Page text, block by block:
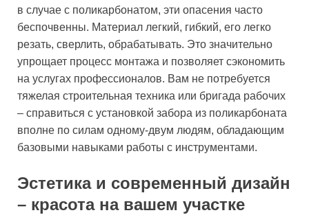
в случае с поликарбонатом, эти опасения часто
беспочвенны. Материал легкий, гибкий, его легко
резать, сверлить, обрабатывать. Это значительно
упрощает процесс монтажа и позволяет сэкономить
на услугах профессионалов. Вам не потребуется
тяжелая строительная техника или бригада рабочих
– справиться с установкой забора из поликарбоната
вполне по силам одному-двум людям, обладающим
базовыми навыками работы с инструментами.
Эстетика и современный дизайн
– красота на вашем участке